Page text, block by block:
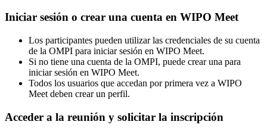
Iniciar sesión o crear una cuenta en WIPO Meet
Los participantes pueden utilizar las credenciales de su cuenta
de la OMPI para iniciar sesión en WIPO Meet.
Si no tiene una cuenta de la OMPI, puede crear una para
iniciar sesión en WIPO Meet.
Todos los usuarios que accedan por primera vez a WIPO
Meet deben crear un perfil.
Acceder a la reunión y solicitar la inscripción